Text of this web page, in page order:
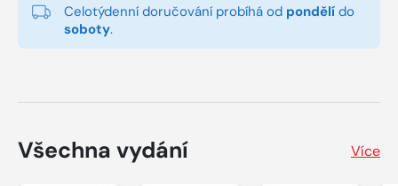
Celotýdenní doručování probíhá od pondělí do
soboty.
Všechna vydání Více